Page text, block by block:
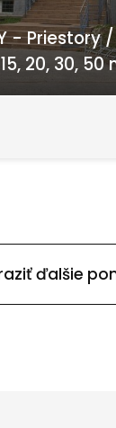
-
20, 30, 50
ďalšie